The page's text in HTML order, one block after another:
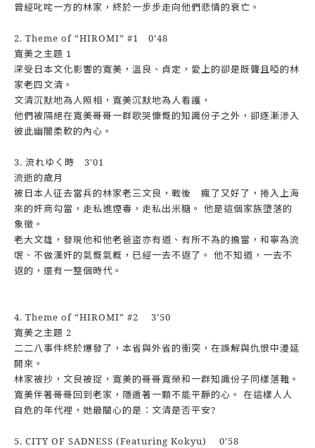
曾經叱咤一方的林家，終於一步步走向他們悲情的衰亡。
2. Theme of “HIROMI” #1 0’48
寬美之主題 1
深受日本文化影響的寬美，溫良、貞定，愛上的卻是既聾且啞的林
家老四文清。
文清沉默地為人照相，寬美沉默地為人看護，
他們被隔絕在寬美哥哥一群歌哭慷慨的知識份子之外，卻逐漸滲入
彼此幽闇柔軟的內心。
3. 流れゆく時 3’01
流逝的歲月
被日本人征去當兵的林家老三文良，戰後 瘋了又好了，捲入上海
來的奸商勾當，走私進煙毒，走私出米糖。 他是這個家族墮落的
象徵。
老大文雄，發現他和他老爸盜亦有道、有所不為的擔當，和寧為流
氓、不做漢奸的氣慨氣概，已經一去不返了。 他不知道，一去不
返的，還有一整個時代。
4. Theme of “HIROMI” #2 3’50
寬美之主題 2
二二八事件終於爆發了，本省與外省的衝突，在誤解與仇恨中漫延
開來。
林家被抄，文良被捉，寬美的哥哥寬榮和一群知識份子同樣落難。
寬美伴著哥哥回到老家，隱遁著一顆不能平靜的心。 在這樣人人
自危的年代裡，她最關心的是：文清是否平安?
5. CITY OF SADNESS (Featuring Kokyu) 0’58